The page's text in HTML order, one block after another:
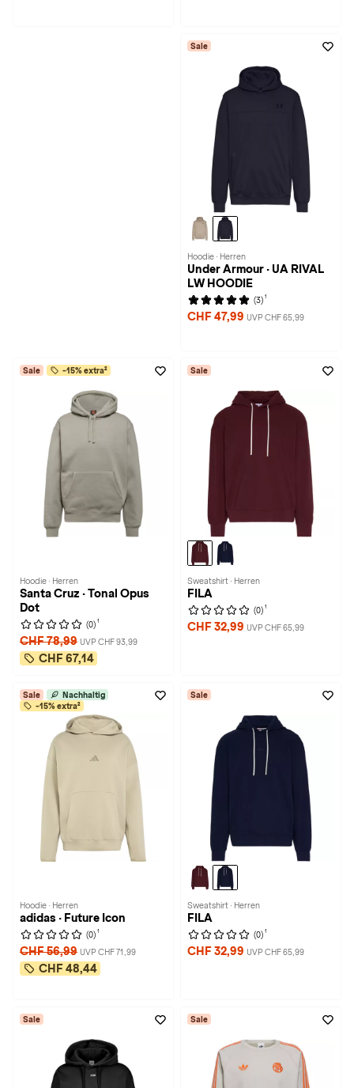
Sale
Hoodie · Herren
Under Armour · UA RIVAL
LW HOODIE
(3) 1
CHF 47,99 UVP CHF 65,99
Sale -15% extra²
Hoodie · Herren
Santa Cruz · Tonal Opus
Dot
(0) 1
CHF 78,99 UVP CHF 93,99
CHF 67,14
Sale
Sweatshirt · Herren
FILA
(0) 1
CHF 32,99 UVP CHF 65,99
Sale
Nachhaltig
-15% extra²
Hoodie · Herren
adidas · Future Icon
(0) 1
CHF 56,99 UVP CHF 71,99
CHF 48,44
Sale
Sweatshirt · Herren
FILA
(0) 1
CHF 32,99 UVP CHF 65,99
Sale Sale